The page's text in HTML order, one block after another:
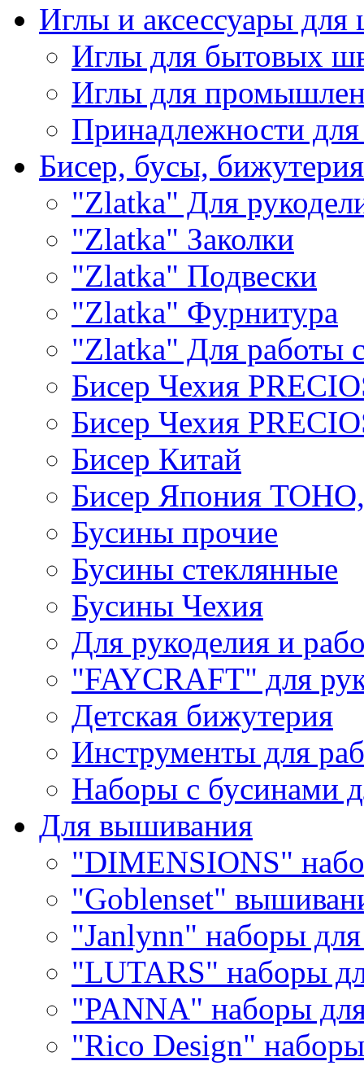
Иглы и аксессуары
Иглы для бытовых
Иглы для
Принадлежности
Бисер, бусы, бижутерия
"Zlatka" Для
"Zlatka" Заколки
"Zlatka" Подвески
"Zlatka" Фурнитура
"Zlatka" Для работы
Бисер Чехия
Бисер Чехия
Бисер Китай
Бисер Япония
Бусины прочие
Бусины стеклянные
Бусины Чехия
Для рукоделия и
"FAYCRAFT" для
Детская бижутерия
Инструменты для
Наборы с бусинами
Для вышивания
"DIMENSIONS"
"Goblenset"
"Janlynn" наборы
"LUTARS" наборы
"PANNA" наборы
"Rico Design"